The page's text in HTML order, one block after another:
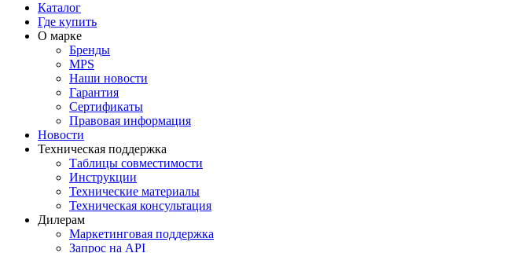
Каталог
Где купить
О марке
Бренды
MPS
Наши новости
Гарантия
Сертификаты
Правовая информация
Новости
Техническая поддержка
Таблицы совместимости
Инструкции
Технические материалы
Техническая консультация
Дилерам
Маркетинговая поддержка
Запрос на API